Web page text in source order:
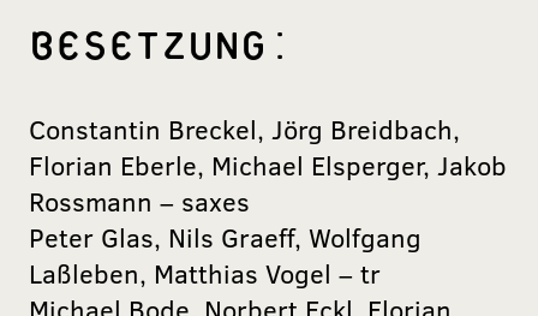
BESETZUNG:
Constantin Breckel, Jörg Breidbach,
Florian Eberle, Michael Elsperger, Jakob
Rossmann – saxes
Peter Glas, Nils Graeff, Wolfgang
Laßleben, Matthias Vogel – tr
Michael Bode, Norbert Eckl, Florian